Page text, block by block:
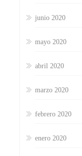
junio 2020
mayo 2020
abril 2020
marzo 2020
febrero 2020
enero 2020